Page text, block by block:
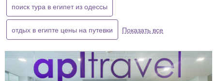
поиск тура в египет из одессы
отдых в египте цены на путевки Показать все